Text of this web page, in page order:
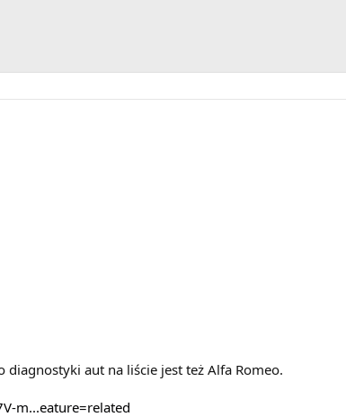
diagnostyki aut na liście jest też Alfa Romeo.
m...eature=related